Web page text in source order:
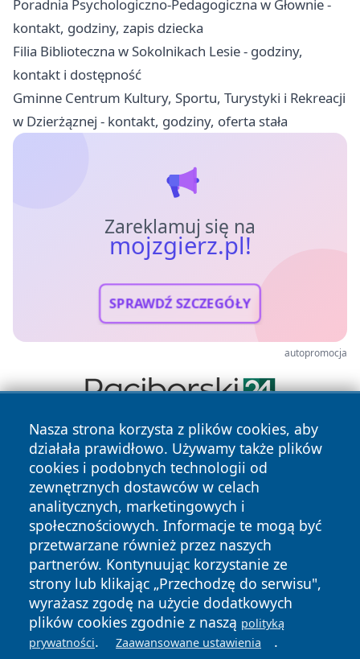
Poradnia Psychologiczno-Pedagogiczna w Głownie -
kontakt, godziny, zapis dziecka
Filia Biblioteczna w Sokolnikach Lesie - godziny,
kontakt i dostępność
Gminne Centrum Kultury, Sportu, Turystyki i Rekreacji
w Dzierżąznej - kontakt, godziny, oferta stała
Zareklamuj się na
mojzgierz.pl!
SPRAWDŹ SZCZEGÓŁY
autopromocja
Nasza strona korzysta z plików cookies, aby
działała prawidłowo. Używamy także plików
cookies i podobnych technologii od
zewnętrznych dostawców w celach
analitycznych, marketingowych i
społecznościowych. Informacje te mogą być
przetwarzane również przez naszych
partnerów. Kontynuując korzystanie ze
strony lub klikając „Przechodzę do serwisu",
wyrażasz zgodę na użycie dodatkowych
plików cookies zgodnie z naszą polityką
prywatności. Zaawansowane ustawienia .
Copyright © 2026 mojzgierz.pl Wszystkie prawa zastrzeżone.
News Autorzy
Polityka
Prywatności
Polityka
Cookies